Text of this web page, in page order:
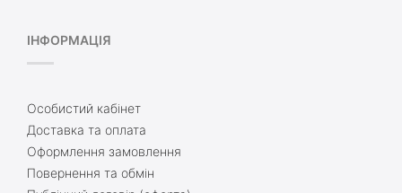
ІНФОРМАЦІЯ
Особистий кабінет
Доставка та оплата
Оформлення замовлення
Повернення та обмін